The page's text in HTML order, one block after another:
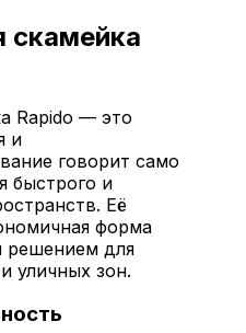
скамейка
Rapido — это
и
говорит само
быстрого и
Её
форма
решением для
уличных зон.